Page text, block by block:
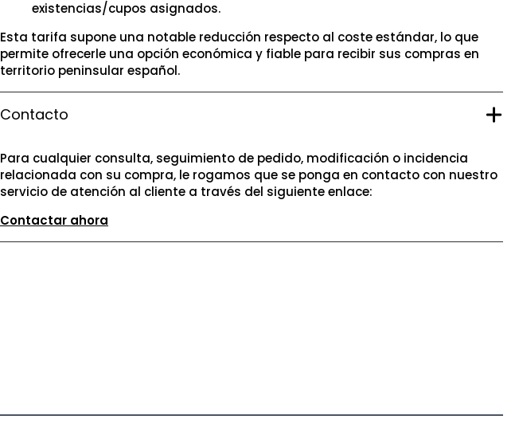
existencias/cupos asignados.
Esta tarifa supone una notable reducción respecto al coste estándar, lo que
permite ofrecerle una opción económica y fiable para recibir sus compras en
territorio peninsular español.
Contacto
Para cualquier consulta, seguimiento de pedido, modificación o incidencia
relacionada con su compra, le rogamos que se ponga en contacto con nuestro
servicio de atención al cliente a través del siguiente enlace:
Contactar ahora